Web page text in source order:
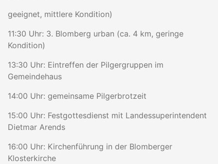
geeignet, mittlere Kondition)
11:30 Uhr: 3. Blomberg urban (ca. 4 km, geringe
Kondition)
13:30 Uhr: Eintreffen der Pilgergruppen im
Gemeindehaus
14:00 Uhr: gemeinsame Pilgerbrotzeit
15:00 Uhr: Festgottesdienst mit Landessuperintendent
Dietmar Arends
16:00 Uhr: Kirchenführung in der Blomberger
Klosterkirche